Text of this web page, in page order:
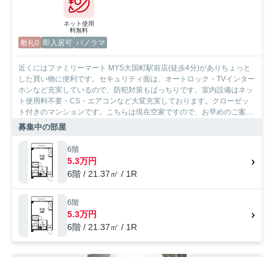
ネット使用
料無料
敷礼0 即入居可 パノラマ
近くにはファミリーマート MYS大国町駅前店(徒歩4分)がありちょっと
した買い物に便利です。セキュリティ面は、オートロック・TVインター
ホンなど充実しているので、防犯対策もばっちりです。室内設備はネッ
ト使用料不要・CS・エアコンなど大変充実しております。クローゼッ
ト付きのマンションです。こちらは現在空家ですので、お早めのご案
内・お引越しも可能です。大阪市浪速区に特化した当社は、確かな地域
情報と豊富な賃貸情報を取り扱っています。知識をあまりお持ちでない
方にも親切にサポート致しますので、ぜひお部屋探しは当社にお任せ下
さい。
募集中の部屋
6階
5.3万円
6階 / 21.37㎡ / 1R
6階
5.3万円
6階 / 21.37㎡ / 1R